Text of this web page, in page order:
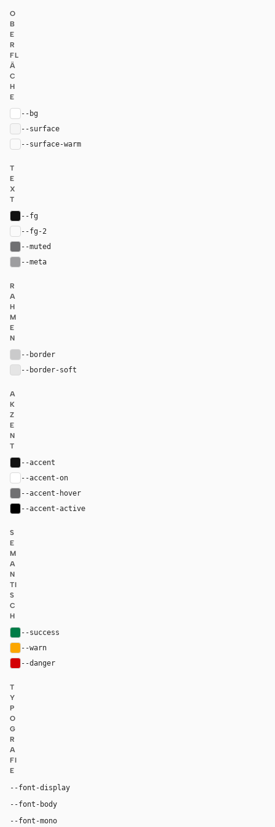
O
B
E
R
FL
Ä
C
H
E
--bg
--surface
--surface-warm
T
E
X
T
--fg
--fg-2
--muted
--meta
R
A
H
M
E
N
--border
--border-soft
A
K
Z
E
N
T
--accent
--accent-on
--accent-hover
--accent-active
S
E
M
A
N
TI
S
C
H
--success
--warn
--danger
T
Y
P
O
G
R
A
FI
E
--font-display
--font-body
--font-mono